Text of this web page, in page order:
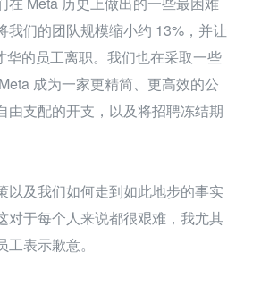
我们的团队规模缩小约 13%，并让
华的员工离职。我们也在采取一些
成为一家更精简、更高效的公
由支配的开支，以及将招聘冻结期
以及我们如何走到如此地步的事实
对于每个人来说都很艰难，我尤其
表示歉意。